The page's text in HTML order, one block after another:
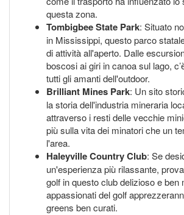
questa zona.
Tombigbee State Park: Situato
in Mississippi, questo parco
di attività all'aperto. Dalle
boscosi ai giri in canoa sul lago,
tutti gli amanti dell'outdoor.
Brilliant Mines Park: Un sito
la storia dell'industria mineraria
attraverso i resti delle vecchie
più sulla vita dei minatori che un
l'area.
Haleyville Country Club: Se
un'esperienza più rilassante,
golf in questo club delizioso e ben
appassionati del golf
greens ben curati.